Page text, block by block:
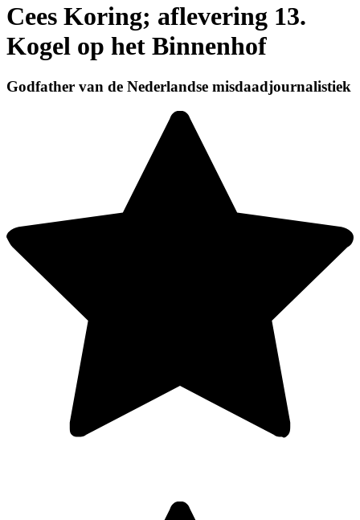
Cees Koring; aflevering 13.
Kogel op het Binnenhof
Godfather van de Nederlandse misdaadjournalistiek